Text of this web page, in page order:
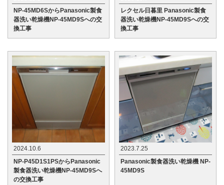
NP-45MD6SからPanasonic製食
器洗い乾燥機NP-45MD9Sへの交
換工事
レクセル日暮里 Panasonic製食
器洗い乾燥機NP-45MD9Sへの交
換工事
2024.10.6
NP-P45D1S1PSからPanasonic
製食器洗い乾燥機NP-45MD9Sへ
の交換工事
2023.7.25
Panasonic製食器洗い乾燥機 NP-
45MD9S